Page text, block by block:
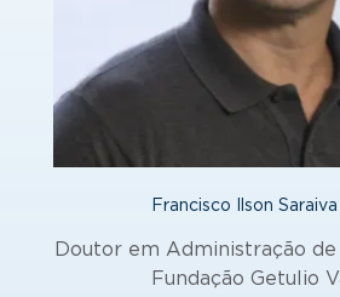
Francisco Ilson
Doutor em Administração
Fundação Getulio